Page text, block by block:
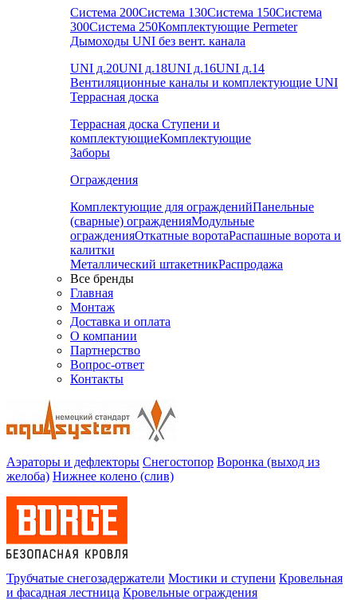
Система 200Система 130Система 150Система
300Система 250Комплектующие Permeter
Дымоходы UNI без вент. канала
UNI д.20UNI д.18UNI д.16UNI д.14
Вентиляционные каналы и комплектующие UNI
Террасная доска
Террасная доска Ступени и
комплектующиеКомплектующие
Заборы
Ограждения
Комплектующие для огражденийПанельные
(сварные) огражденияМодульные
огражденияОткатные воротаРаспашные ворота и
калитки
Металлический штакетникРаспродажа
Все бренды
Главная
Монтаж
Доставка и оплата
О компании
Партнерство
Вопрос-ответ
Контакты
Аэраторы и дефлекторы Снегостопор Воронка (выход из
желоба) Нижнее колено (слив)
Трубчатые снегозадержатели Мостики и ступени Кровельная
и фасадная лестница Кровельные ограждения